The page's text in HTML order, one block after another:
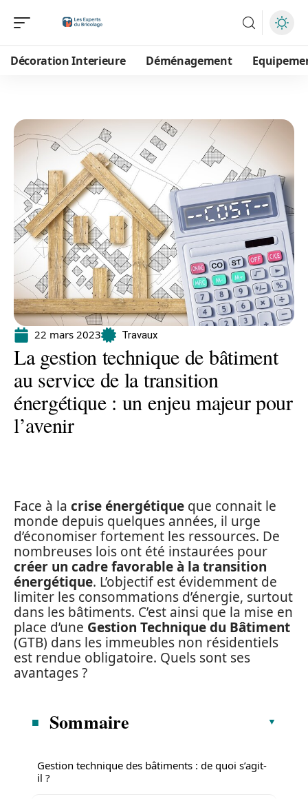
Décoration Interieure Déménagement
22 mars 2023 Travaux
La gestion technique de bâtiment
au service de la transition
énergétique : un enjeu majeur pour
l’avenir
Face à la crise énergétique que connait le
monde depuis quelques années, il urge
d’économiser fortement les ressources. De
nombreuses lois ont été instaurées pour
créer un cadre favorable à la transition
énergétique. L’objectif est évidemment de
limiter les consommations d’énergie, surtout
dans les bâtiments. C’est ainsi que la mise en
place d’une Gestion Technique du Bâtiment
(GTB) dans les immeubles non résidentiels
est rendue obligatoire. Quels sont ses
avantages ?
Sommaire
Gestion technique des bâtiments : de quoi s’agit-
il ?